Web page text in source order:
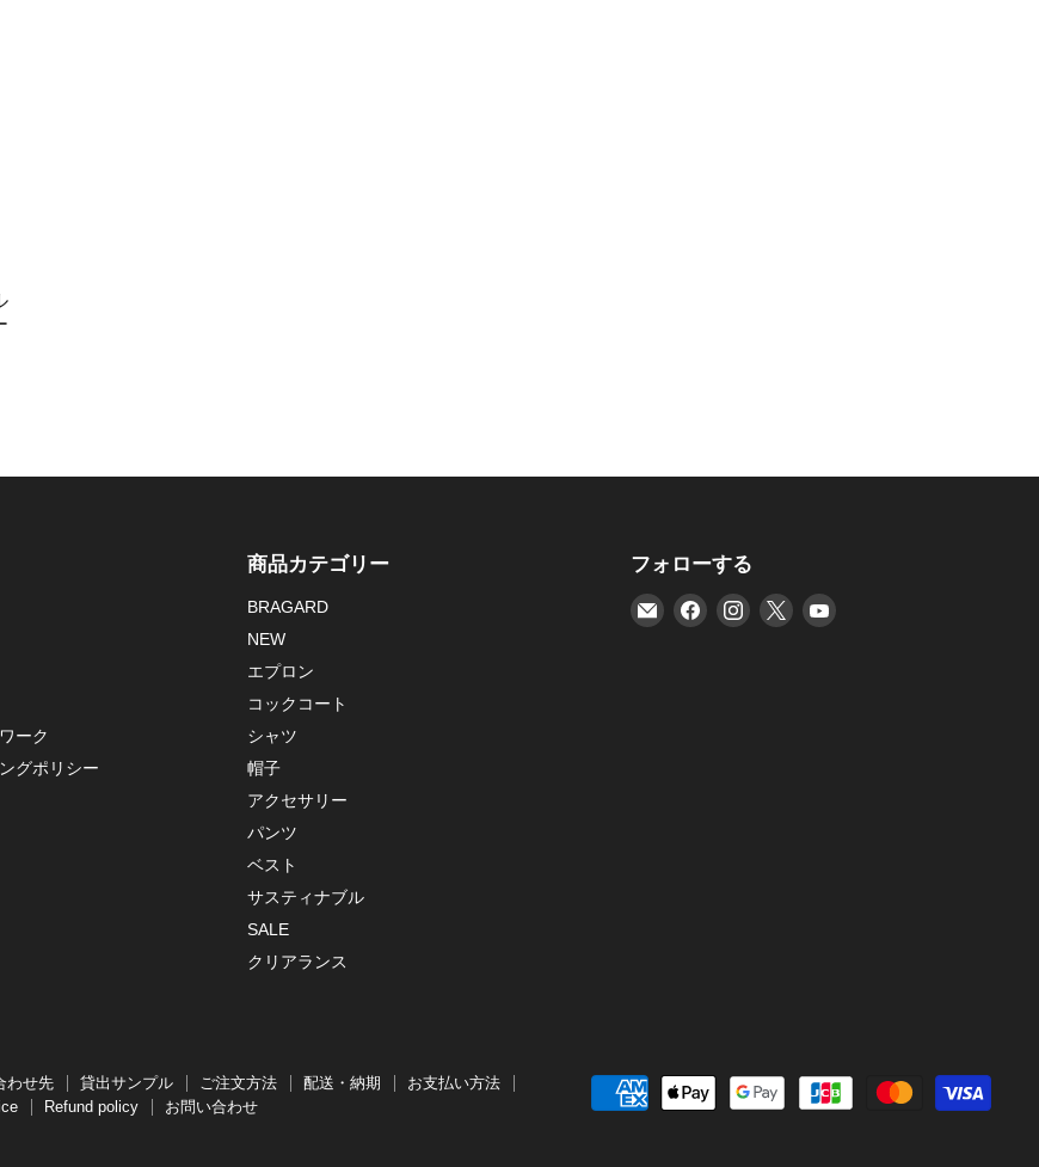
ーク
グポリシー
商品カテゴリー
BRAGARD
NEW
エプロン
コックコート
シャツ
帽子
アクセサリー
パンツ
ベスト
サスティナブル
SALE
クリアランス
フォローする
E
FacebookInstagram
X
YouTube
わせ先 貸出サンプル ご注文方法 配送・納期
お支払い方法
Refund policy
お問い合わせ